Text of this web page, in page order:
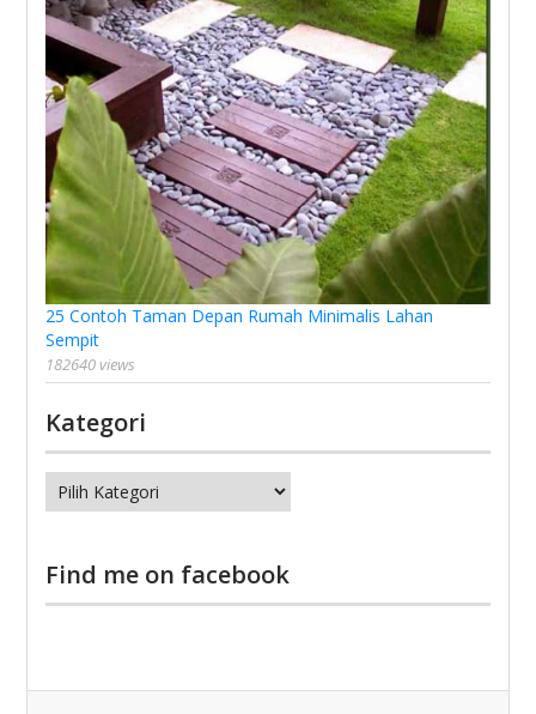
25 Contoh Taman Depan Rumah Minimalis Lahan
Sempit
182640 views
Kategori
Kategori
Find me on facebook